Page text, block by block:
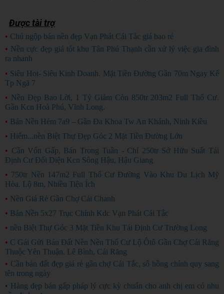
Được tài trợ
• Chủ ngộp bán nền đẹp Vạn Phát Cái Tắc giá bao rẻ
• Nền cực đẹp giá tốt khu Tân Phú Thạnh cần xử lý việc gia đình
ra nhanh
• Siêu Hot- Siêu Kinh Doanh. Mặt Tiền Đường Gần 70m Ngay Kế
Tp Ngã 7
• Nền Đẹp Bao Lời, 1 Tỷ Giảm Còn 850tr 203m2 Full Thổ Cư.
Gần Kcn Hoà Phú, Vĩnh Long.
• Bán Nền Hẻm 7a9 – Gần Đa Khoa Tw An Khánh, Ninh Kiều
• Hiếm...nền Biệt Thự Đẹp Góc 2 Mặt Tiền Đường Lớn
• Cần Vốn Gấp, Bán Trong Tuần - Chỉ 250tr Sở Hữu Suất Tái
Định Cư Đối Diện Kcn Sông Hậu, Hậu Giang
• 750tr Nền 147m2 Full Thổ Cư Đường Vào Khu Du Lịch Mỹ
Hòa. Lộ 8m, Nhiều Tiện Ích
• Nền Giá Rẻ Gần Chợ Cái Chanh
• Bán Nền 5x27 Trục Chính Kdc Vạn Phát Cái Tắc
• nền Biệt Thự Góc 3 Mặt Tiền Khu Tái Định Cư Trường Long
• C Gái Gửi Bán Đất Nền Nền Thổ Cư Lộ Ôtô Gần Chợ Cái Răng
Thuộc Yên Thuận, Lê Bình, Cái Răng
• Cần bán đất đẹp giá rẻ gần chợ Cái Tắc, sổ hồng chính quy sang
tên trong ngày
• Hàng đẹp bán gấp pháp lý cực kỳ chuẩn cho anh chị em có nhu